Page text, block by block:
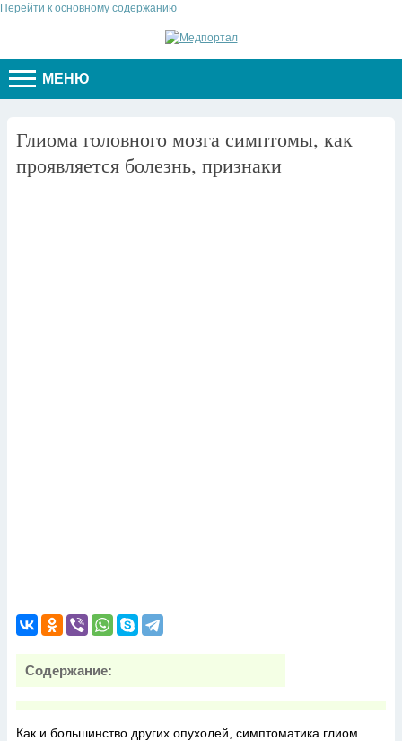
Перейти к основному содержанию
МЕНЮ
Глиома головного мозга симптомы, как
проявляется болезнь, признаки
Содержание:
Как и большинство других опухолей, симптоматика глиом